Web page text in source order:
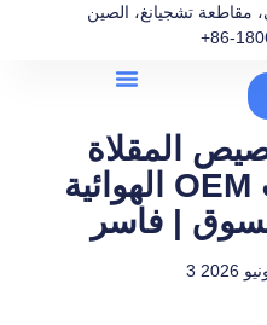
مقاطعة تشجيانغ، الصين
+86-
المقلاة
الهوائية OEM على تقليل وقت